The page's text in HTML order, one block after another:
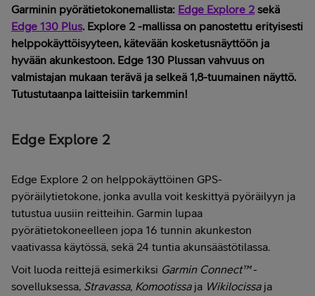
Garminin pyörätietokonemallista: Edge Explore 2 sekä
Edge 130 Plus. Explore 2 -mallissa on panostettu erityisesti
helppokäyttöisyyteen, kätevään kosketusnäyttöön ja
hyvään akunkestoon. Edge 130 Plussan vahvuus on
valmistajan mukaan terävä ja selkeä 1,8-tuumainen näyttö.
Tutustutaanpa laitteisiin tarkemmin!
Edge Explore 2
Edge Explore 2 on helppokäyttöinen GPS-
pyöräilytietokone, jonka avulla voit keskittyä pyöräilyyn ja
tutustua uusiin reitteihin. Garmin lupaa
pyörätietokoneelleen jopa 16 tunnin akunkeston
vaativassa käytössä, sekä 24 tuntia akunsäästötilassa.
Voit luoda reittejä esimerkiksi Garmin Connect™-
sovelluksessa, Stravassa, Komootissaja Wikilocissa ja